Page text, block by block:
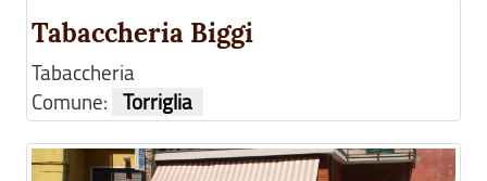
Tabaccheria Biggi
Tabaccheria
Comune: Torriglia